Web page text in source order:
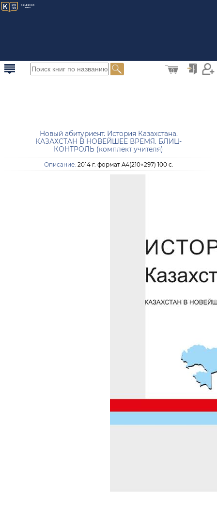
0
Новый абитуриент. История Казахстана.
КАЗАХСТАН В НОВЕЙШЕЕ ВРЕМЯ. БЛИЦ-
КОНТРОЛЬ (комплект учителя)
Описание: 2014 г. формат A4(210×297) 100 с.